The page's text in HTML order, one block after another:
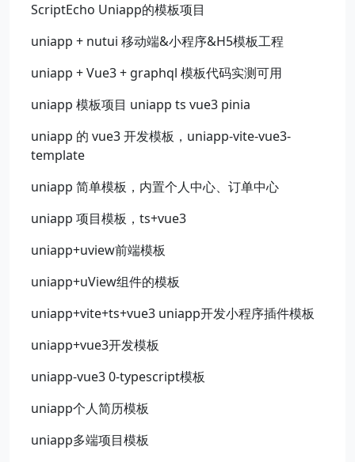
ScriptEcho Uniapp的模板项目
uniapp + nutui 移动端&小程序&H5模板工程
uniapp + Vue3 + graphql 模板代码实测可用
uniapp 模板项目 uniapp ts vue3 pinia
uniapp 的 vue3 开发模板，uniapp-vite-vue3-
template
uniapp 简单模板，内置个人中心、订单中心
uniapp 项目模板，ts+vue3
uniapp+uview前端模板
uniapp+uView组件的模板
uniapp+vite+ts+vue3 uniapp开发小程序插件模板
uniapp+vue3开发模板
uniapp-vue3 0-typescript模板
uniapp个人简历模板
uniapp多端项目模板